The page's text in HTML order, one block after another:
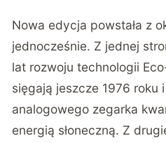
Nowa edycja powstała z
jednocześnie. Z jednej
lat rozwoju technologii
sięgają jeszcze 1976 roku
analogowego zegarka
energią słoneczną. Z